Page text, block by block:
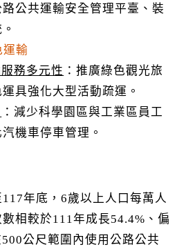
公共運輸安全管理平臺、裝
輸
務多元性 ：推廣綠色觀光旅
具強化大型活動疏運。
：減少科學園區與工業區員工
機車停車管理。
年底，6歲以上人口每萬人
相較於111年成長54.4%、偏
公尺範圍內使用公路公共